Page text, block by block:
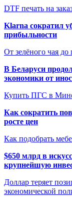
DTF печать на
Klarna сократил
прибыльности
От зелёного чая
В Беларуси
экономики от
Купить ПГС в
Как сократить
росте цен
Как подобрать
$650 млрд в
крупнейшую
Доллар теряет
экономической